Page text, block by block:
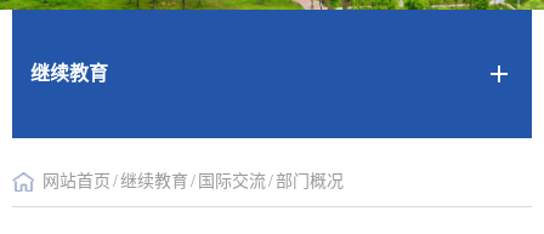
继续教育
网站首页 /继续教育 / 国际交流/部门概况